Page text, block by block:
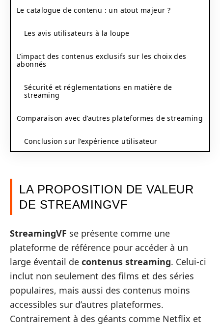
Le catalogue de contenu : un atout majeur ?
Les avis utilisateurs à la loupe
L’impact des contenus exclusifs sur les choix des
abonnés
Sécurité et réglementations en matière de
streaming
Comparaison avec d’autres plateformes de streaming
Conclusion sur l’expérience utilisateur
LA PROPOSITION DE VALEUR
DE STREAMINGVF
StreamingVF se présente comme une
plateforme de référence pour accéder à un
large éventail de contenus streaming. Celui-ci
inclut non seulement des films et des séries
populaires, mais aussi des contenus moins
accessibles sur d’autres plateformes.
Contrairement à des géants comme Netflix et